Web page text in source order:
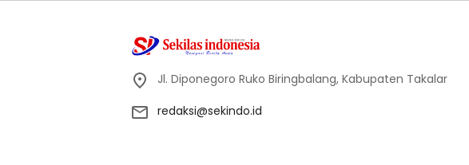
Jl. Diponegoro Ruko Biringbalang, Kabupaten Takalar
redaksi@sekindo.id